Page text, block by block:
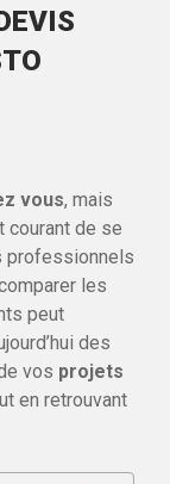
vous, mais
courant de se
professionnels
les
peut
des
vos projets
en retrouvant